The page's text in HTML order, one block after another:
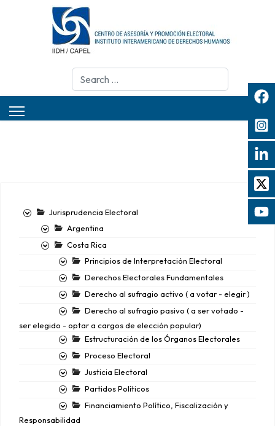
Search
Jurisprudencia Electoral
Argentina
Costa Rica
Principios de Interpretación Electoral
Derechos Electorales Fundamentales
Derecho al sufragio activo ( a votar - elegir )
Derecho al sufragio pasivo ( a ser votado -
ser elegido - optar a cargos de elección popular)
Estructuración de los Órganos Electorales
Proceso Electoral
Justicia Electoral
Partidos Políticos
Financiamiento Político, Fiscalización y
Responsabilidad